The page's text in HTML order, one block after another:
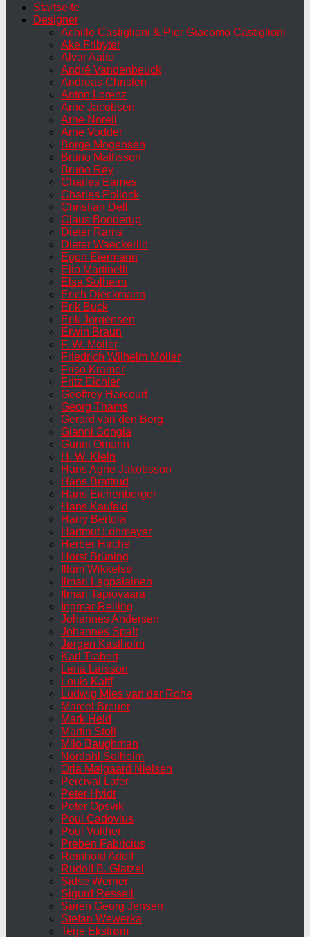
Startseite
Designer
Achille Castiglioni & Pier Giacomo Castiglioni
Ake Fribyter
Alvar Aalto
André Vandenbeuck
Andreas Christen
Anton Lorenz
Arne Jacobsen
Arne Norell
Arne Vodder
Borge Mogensen
Bruno Mathsson
Bruno Rey
Charles Eames
Charles Pollock
Christian Dell
Claus Bonderup
Dieter Rams
Dieter Waeckerlin
Egon Eiermann
Elio Martinelli
Elsa Solheim
Erich Dieckmann
Erik Buck
Erik Jorgensen
Erwin Braun
F. W. Möller
Friedrich Wilhelm Möller
Friso Kramer
Fritz Eichler
Geoffrey Harcourt
Georg Thams
Gerard van den Berg
Gianni Songia
Gunni Omann
H. W. Klein
Hans Agne Jakobsson
Hans Brattrud
Hans Eichenberger
Hans Kaufeld
Harry Bertoia
Hartmut Lohmeyer
Herber Hirche
Horst Brüning
Illum Wikkelsø
Ilmari Lappalainen
Ilmari Tapiovaara
Ingmar Relling
Johannes Andersen
Johannes Spalt
Jørgen Kastholm
Karl Trabert
Lena Larsson
Louis Kalff
Ludwig Mies van der Rohe
Marcel Breuer
Mark Held
Martin Stoll
Milo Baughman
Nordahl Solheim
Orla Mølgaard Nielsen
Percival Lafer
Peter Hvidt
Peter Opsvik
Poul Cadovius
Poul Volther
Preben Fabricius
Reinhold Adolf
Rudolf B. Glatzel
Sidse Werner
Sigurd Ressell
Søren Georg Jensen
Stefan Wewerka
Terje Ekstrøm